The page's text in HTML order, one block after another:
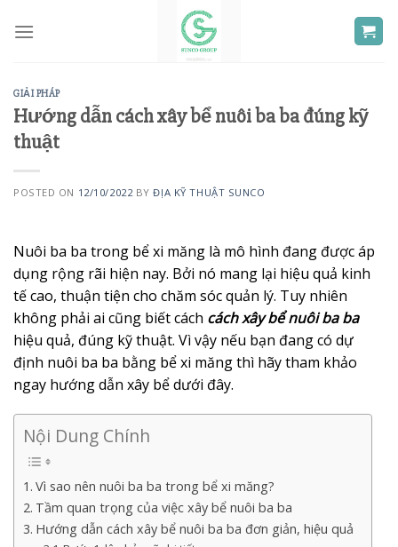
GIẢI PHÁP
Hướng dẫn cách xây bể nuôi ba ba đúng kỹ
thuật
POSTED ON 12/10/2022 BYĐỊA KỸ THUẬT SUNCO
Nuôi ba ba trong bể xi măng là mô hình đang được áp
dụng rộng rãi hiện nay. Bởi nó mang lại hiệu quả kinh
tế cao, thuận tiện cho chăm sóc quản lý. Tuy nhiên
không phải ai cũng biết cách cách xây bể nuôi ba ba
hiệu quả, đúng kỹ thuật. Vì vậy nếu bạn đang có dự
định nuôi ba ba bằng bể xi măng thì hãy tham khảo
ngay hướng dẫn xây bể dưới đây.
Nội Dung Chính
Vì sao nên nuôi ba ba trong bể xi măng?
Tầm quan trọng của việc xây bể nuôi ba ba
Hướng dẫn cách xây bể nuôi ba ba đơn giản, hiệu quả